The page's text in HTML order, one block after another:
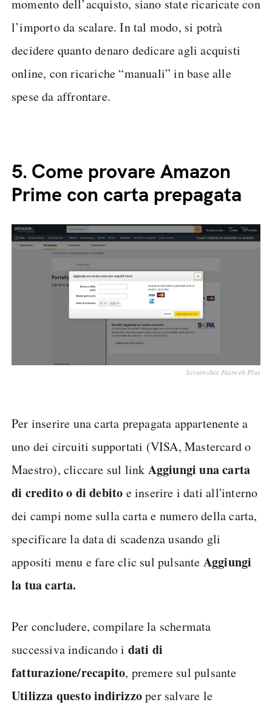
momento dell’acquisto, siano state ricaricate con
l’importo da scalare. In tal modo, si potrà
decidere quanto denaro dedicare agli acquisti
online, con ricariche “manuali” in base alle
spese da affrontare.
5. Come provare Amazon
Prime con carta prepagata
Screenshot Fastweb Plus
Per inserire una carta prepagata appartenente a
uno dei circuiti supportati (VISA, Mastercard o
Maestro), cliccare sul link Aggiungi una carta
di credito o di debito e inserire i dati all'interno
dei campi nome sulla carta e numero della carta,
specificare la data di scadenza usando gli
appositi menu e fare clic sul pulsante Aggiungi
la tua carta.
Per concludere, compilare la schermata
successiva indicando i dati di
fatturazione/recapito, premere sul pulsante
Utilizza questo indirizzoper salvare le